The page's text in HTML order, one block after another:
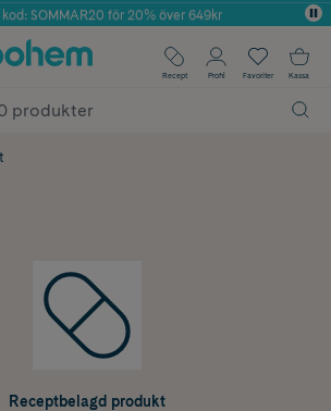
Butik 2025 inom Skönhet
SOMMAR20 för 20% över 649kr
✓ Fri frakt
✓ Poäng på alla köp*
Recept Profil Favoriter Kassa
Receptbelagd produkt